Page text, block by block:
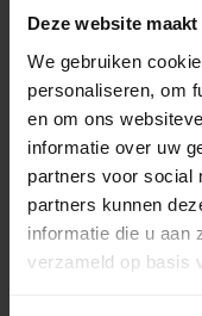
Deze website
We gebruiken
personaliseren, om
en om ons
informatie over uw
partners voor social
partners kunnen
informatie die u aan
verzameld op basis
Barrel Atelier
stoel "DOC" - Copy
Artikelcode:M1489